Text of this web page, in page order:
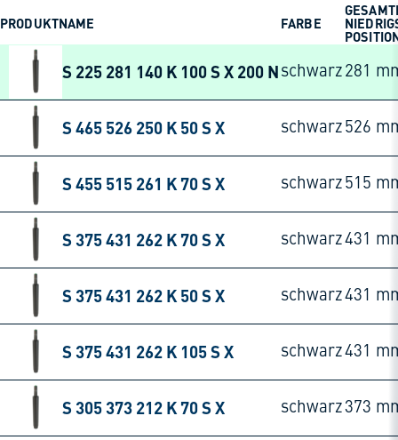
PRODUKTNAME FARBE
S 225 281 140 K 100 S X 200 N schwarz 281
S 465 526 250 K 50 S X schwarz 526
S 455 515 261 K 70 S X schwarz 515
S 375 431 262 K 70 S X schwarz431
S 375 431 262 K 50 S X schwarz431
S 375 431 262 K 105 S X schwarz431
S 305 373 212 K 70 S X schwarz373